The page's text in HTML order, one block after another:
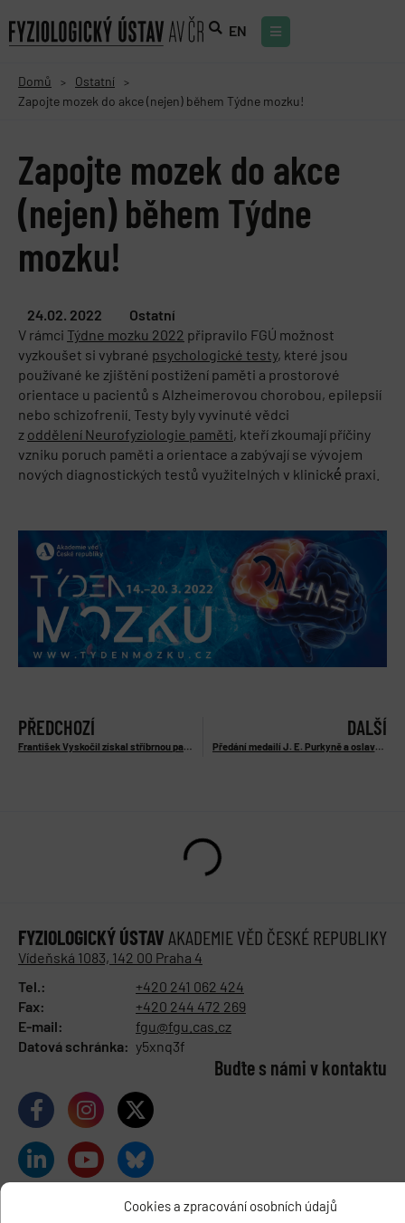
Cookies a zpracování osobních údajů
EN
Domů > Ostatní >
Zapojte mozek do akce (nejen) během Týdne mozku!
Zapojte mozek do akce
(nejen) během Týdne
mozku!
24.02. 2022
Ostatní
V rámci Týdne mozku 2022 připravilo FGÚ možnost
vyzkoušet si vybrané psychologické testy, které jsou
používané ke zjištění postižení paměti a prostorové
orientace u pacientů s Alzheimerovou chorobou, epilepsií
nebo schizofrenií. Testy byly vyvinuté vědci
z oddělení Neurofyziologie paměti, kteří zkoumají příčiny
vzniku poruch paměti a orientace a zabývají se vývojem
nových diagnostických testů využitelných v klinické́ praxi.
PŘEDCHOZÍ
František Vyskočil získal stříbrnou pamětní medaili Univerzity Karlovy
DALŠÍ
Předání medailí J. E. Purkyně a oslava 70. výročí časopisu Physiological Research
FYZIOLOGICKÝ ÚSTAV AKADEMIE VĚD ČESKÉ REPUBLIKY
Vídeňská 1083, 142 00 Praha 4
Tel.:
+420 241 062 424
Fax:
+420 244 472 269
E-mail:
fgu@fgu.cas.cz
Datová schránka: y5xnq3f
Buďte s námi v kontaktu